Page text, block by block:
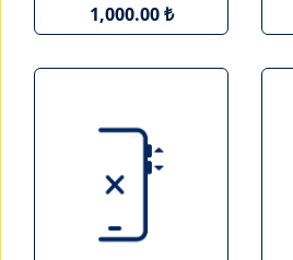
1,000.00 ₺